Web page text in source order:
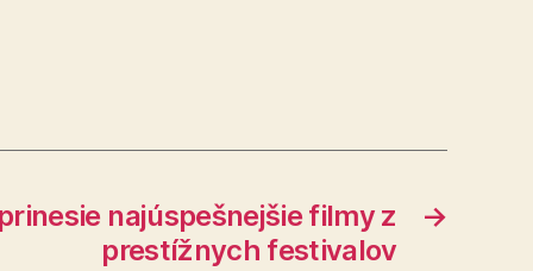
→
najúspešnejšie filmy z
prestížnych festivalov